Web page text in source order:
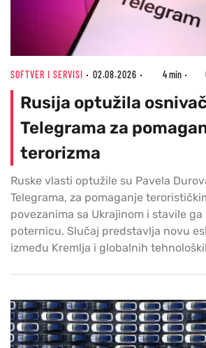
SOFTVER I SERVISI 02.08.2026 4 min
Rusija optužila
Telegrama za
terorizma
Ruske vlasti optužile su Pavela
Telegrama, za pomaganje
povezanima sa Ukrajinom i stavile
poternicu. Slučaj predstavlja novu
između Kremlja i globalnih